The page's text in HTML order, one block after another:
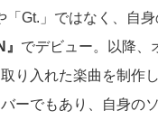
Gt.」ではなく、自身
でデビュー。以降、
り入れた楽曲を制作し
ーでもあり、自身の